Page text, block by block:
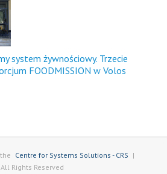
system żywnościowy. Trzecie
FOODMISSION w Volos
Centre for Systems Solutions - CRS |
All Rights Reserved